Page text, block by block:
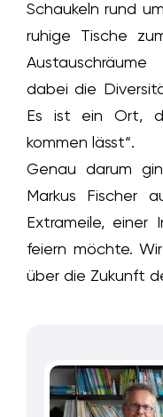
Schaukeln rund
ruhige Tische
dabei die
Es ist ein Ort,
kommen lässt“.
Genau darum
Markus Fischer
Extrameile, einer
feiern möchte.
über die Zukunft